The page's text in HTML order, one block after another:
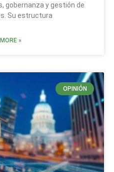
gobernanza y gestión de
Su estructura
»
OPINIÓN